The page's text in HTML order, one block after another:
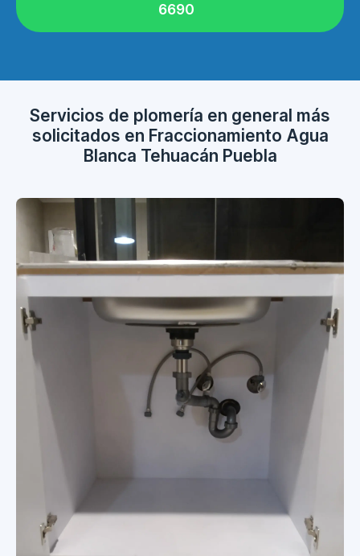
6690
Servicios de plomería en general más
solicitados en Fraccionamiento Agua
Blanca Tehuacán Puebla